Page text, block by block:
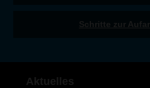
Schritte zur
Aktuelles